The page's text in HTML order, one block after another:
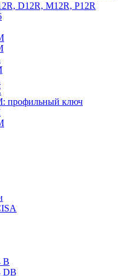
D12R, M12R, P12R
профильный ключ
B
DB